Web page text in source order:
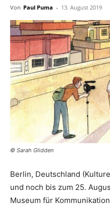
Von Paul Puma - 13. August 2019
© Sarah Glidden
Berlin, Deutschland
und noch bis zum 25.
Museum für